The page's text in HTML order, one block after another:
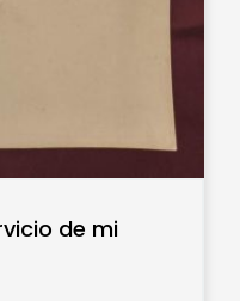
de mi